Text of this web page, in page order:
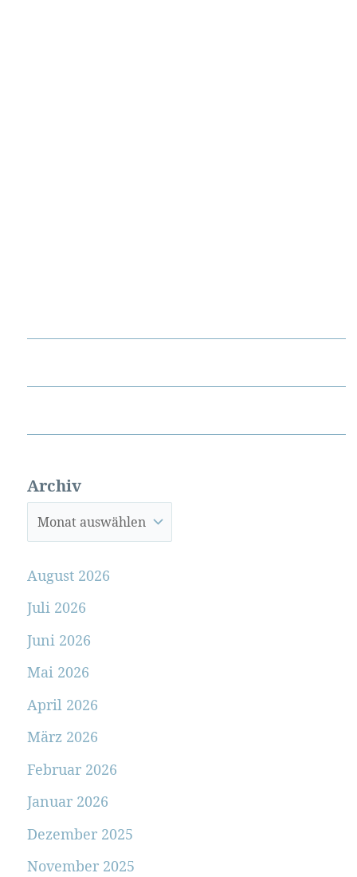
Archiv
August 2026
Juli 2026
Juni 2026
Mai 2026
April 2026
März 2026
Februar 2026
Januar 2026
Dezember 2025
November 2025